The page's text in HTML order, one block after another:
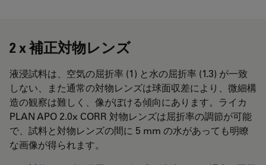
2 x 補正対物レンズ
液浸試料は、空気の屈折率 (1) と水の屈折率 (1.3) が一致
しない、また通常の対物レンズは球面収差により、微細構
造の観察は難しく、像がぼける傾向にあります。ライカ
PLAN APO 2.0x CORR 対物レンズは屈折率の調節が可能
で、試料と対物レンズの間に 5 mm の水があっても明瞭
な画像が得られます。